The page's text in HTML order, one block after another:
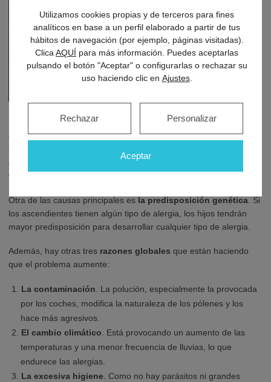
Las alergias han sufrido un gran incremento en los países
desarrollados, debido a lasobreprotecciónque los padres
del niño no se encuentre lo suficientemente estimulado y sea más
vulnerable.
Otra de las causas principales es la predisposición genética. Si
los ascendientes tienen algún tipo de alergia, los hijos tendrán
mayor predisposición para desarrollar cualquier tipo de alergia.
Además, hay otras tres razones globales que están haciendo
que el problema aumente:
La contaminación. La polución, especialmente la provocada
por los coches, modifica la naturaleza de los pólenes y los
hace más agresivos.
El cambio climático. Está provocando un aumento de las
temperaturas y una menor frecuencia de lluvias, lo que
endurece las alergias.
La excesiva higiene. Como no hay parásitos ni grandes
Utilizamos cookies propias y de terceros para fines
analíticos en base a un perfil elaborado a partir de tus
hábitos de navegación (por ejemplo, páginas visitadas).
Clica AQUÍ para más información. Puedes aceptarlas
pulsando el botón "Aceptar" o configurarlas o rechazar su
uso haciendo clic en Ajustes.
Aceptar
Rechazar Personalizar